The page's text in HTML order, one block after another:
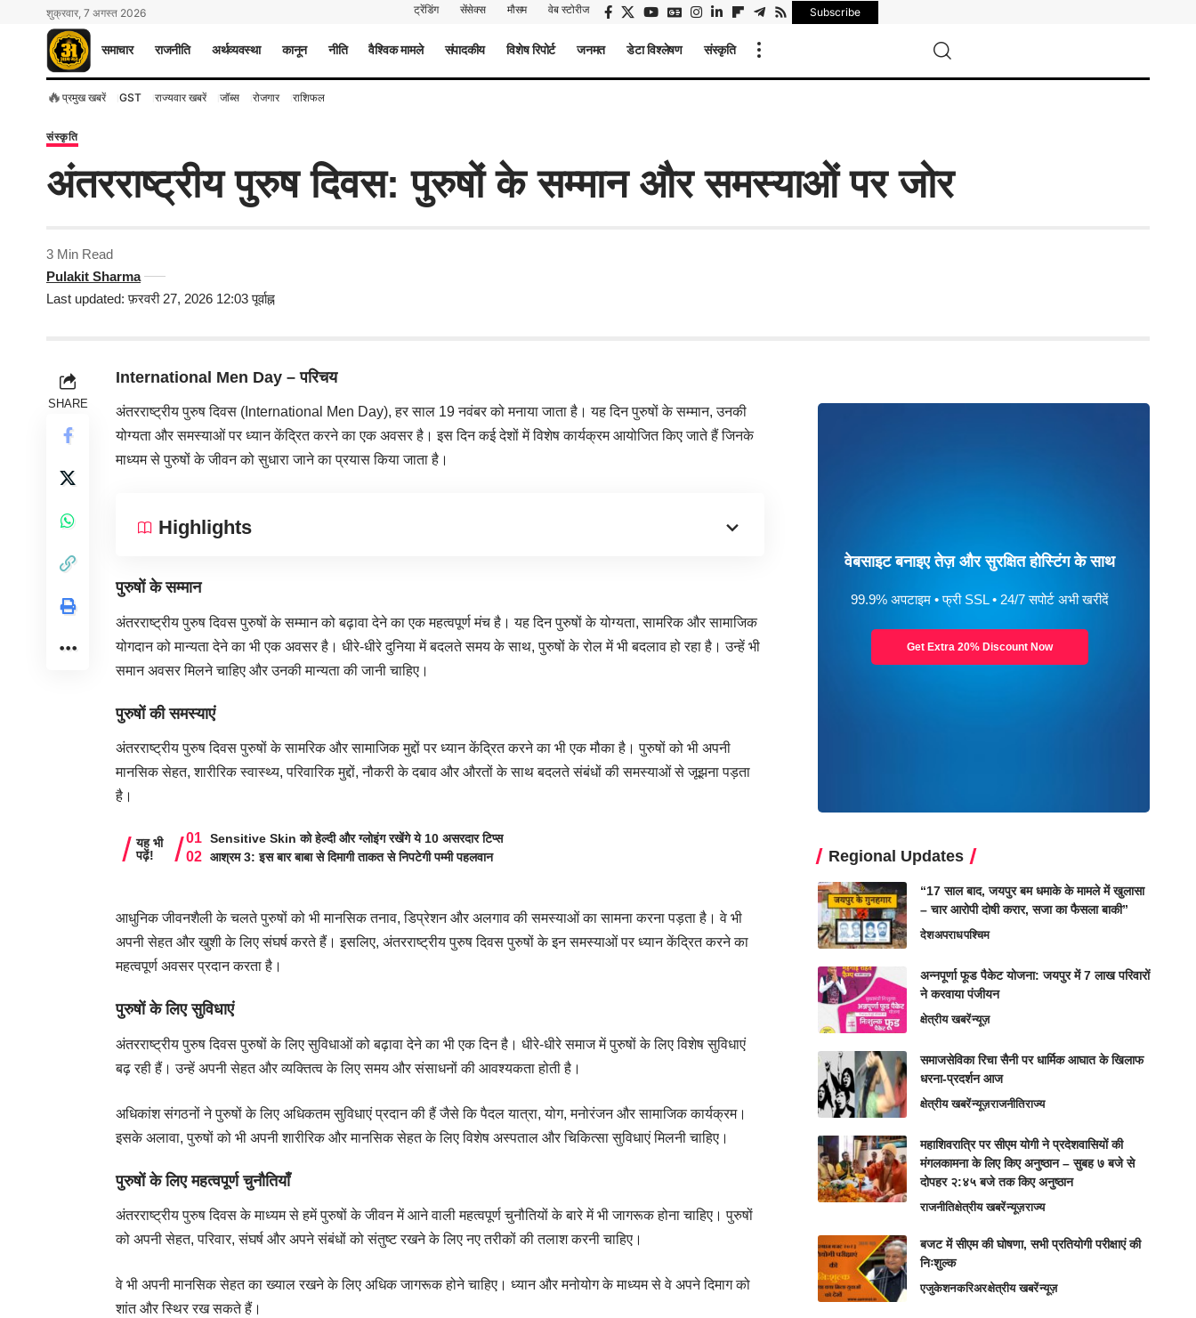
शुक्रवार, 7 अगस्त 2026 ट्रेंडिंग सेंसेक्स मौसम वेब स्टोरीज Subscribe
समाचार राजनीति अर्थव्यवस्था कानून नीति वैश्विक मामले संपादकीय विशेष रिपोर्ट जनमत डेटा विश्लेषण संस्कृति
🔥 प्रमुख खबरें GST राज्यवार खबरें जॉब्स रोजगार राशिफल
संस्कृति
अंतरराष्ट्रीय पुरुष दिवस: पुरुषों के सम्मान और समस्याओं पर जोर
Last updated: फ़रवरी 27, 2026 12:03 पूर्वाह्न
Pulakit Sharma
3 Min Read
SHARE
International Men Day – परिचय
अंतरराष्ट्रीय पुरुष दिवस (International Men Day), हर साल 19 नवंबर को मनाया जाता है। यह दिन पुरुषों के सम्मान, उनकी
योग्यता और समस्याओं पर ध्यान केंद्रित करने का एक अवसर है। इस दिन कईदेशोंमें विशेष कार्यक्रम आयोजित किए जाते हैं जिनके
माध्यम से पुरुषों के जीवन को सुधारा जाने का प्रयास किया जाता है।
Highlights
पुरुषों के सम्मान
अंतरराष्ट्रीय पुरुष दिवस पुरुषों के सम्मान को बढ़ावा देने का एक महत्वपूर्ण मंच है। यह दिन पुरुषों के योग्यता, सामरिक और सामाजिक
योगदान को मान्यता देने का भी एक अवसर है। धीरे-धीरे दुनिया में बदलते समय के साथ, पुरुषों के रोल में भी बदलाव हो रहा है। उन्हें भी
समान अवसर मिलने चाहिए और उनकी मान्यता की जानी चाहिए।
पुरुषों की समस्याएं
अंतरराष्ट्रीय पुरुष दिवस पुरुषों के सामरिक और सामाजिक मुद्दों पर ध्यान केंद्रित करने का भी एक मौका है। पुरुषों को भी अपनी
मानसिक सेहत, शारीरिक स्वास्थ्य, परिवारिक मुद्दों, नौकरी के दबाव और औरतों के साथ बदलते संबंधों की समस्याओं से जूझना पड़ता
है।
यह भी
पढ़ें!
Sensitive Skin को हेल्दी और ग्लोइंग रखेंगे ये 10 असरदार टिप्स
आश्रम 3: इस बार बाबा से दिमागी ताकत से निपटेगी पम्मी पहलवान
आधुनिक जीवनशैली के चलते पुरुषों को भी मानसिक तनाव, डिप्रेशन और अलगाव की समस्याओं का सामना करना पड़ता है। वे भी
अपनी सेहत और खुशी के लिए संघर्ष करते हैं। इसलिए, अंतरराष्ट्रीय पुरुष दिवस पुरुषों के इन समस्याओं पर ध्यान केंद्रित करने का
महत्वपूर्ण अवसर प्रदान करता है।
पुरुषों के लिए सुविधाएं
अंतरराष्ट्रीय पुरुष दिवस पुरुषों के लिए सुविधाओं को बढ़ावा देने का भी एक दिन है। धीरे-धीरे समाज में पुरुषों के लिए विशेष सुविधाएं
बढ़ रही हैं। उन्हें अपनी सेहत और व्यक्तित्व के लिए समय और संसाधनों की आवश्यकता होती है।
अधिकांश संगठनों ने पुरुषों के लिए अधिकतम सुविधाएं प्रदान की हैं जैसे कि पैदल यात्रा, योग, मनोरंजन और सामाजिक कार्यक्रम।
इसके अलावा, पुरुषों को भी अपनी शारीरिक और मानसिक सेहत के लिए विशेष अस्पताल और चिकित्सा सुविधाएं मिलनी चाहिए।
पुरुषों के लिए महत्वपूर्ण चुनौतियाँ
अंतरराष्ट्रीय पुरुष दिवस के माध्यम से हमें पुरुषों के जीवन में आने वाली महत्वपूर्ण चुनौतियों के बारे में भी जागरूक होना चाहिए। पुरुषों
को अपनी सेहत, परिवार, संघर्ष और अपने संबंधों को संतुष्ट रखने के लिए नए तरीकों की तलाश करनी चाहिए।
वे भी अपनी मानसिक सेहत का ख्याल रखने के लिए अधिक जागरूक होने चाहिए। ध्यान और मनोयोग के माध्यम से वे अपने दिमाग को
शांत और स्थिर रख सकते हैं।
वेबसाइट बनाइए तेज़ और सुरक्षित होस्टिंग के साथ
99.9% अपटाइम • फ्री SSL • 24/7 सपोर्ट अभी खरीदें
Get Extra 20% Discount Now
Regional Updates
“17 साल बाद, जयपुर बम धमाके के मामले में खुलासा
– चार आरोपी दोषी करार, सजा का फैसला बाकी”
देशअपराधपश्चिम
अन्नपूर्णा फूड पैकेट योजना: जयपुर में 7 लाख परिवारों
ने करवाया पंजीयन
क्षेत्रीय खबरेंन्यूज़
समाजसेविका रिचा सैनी पर धार्मिक आघात के खिलाफ
धरना-प्रदर्शन आज
क्षेत्रीय खबरेंन्यूज़राजनीतिराज्य
महाशिवरात्रि पर सीएम योगी ने प्रदेशवासियों की
मंगलकामना के लिए किए अनुष्ठान – सुबह ७ बजे से
दोपहर २:४५ बजे तक किए अनुष्ठान
राजनीतिक्षेत्रीय खबरेंन्यूज़राज्य
बजट में सीएम की घोषणा, सभी प्रतियोगी परीक्षाएं की
निःशुल्क
एजुकेशनकरिअरक्षेत्रीय खबरेंन्यूज़